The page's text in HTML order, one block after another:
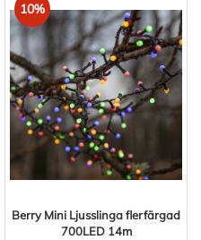
10%
Berry Mini Ljusslinga flerfärgad
700LED 14m